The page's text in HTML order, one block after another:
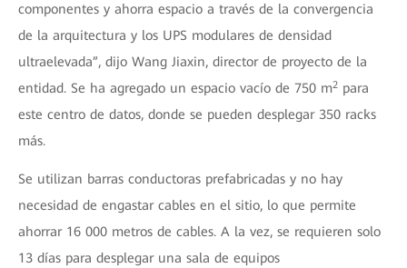
componentes y ahorra espacio a través de la convergencia
de la arquitectura y los UPS modulares de densidad
ultraelevada”, dijo Wang Jiaxin, director de proyecto de la
entidad. Se ha agregado un espacio vacío de 750 m2 para
este centro de datos, donde se pueden desplegar 350 racks
más.
Se utilizan barras conductoras prefabricadas y no hay
necesidad de engastar cables en el sitio, lo que permite
ahorrar 16 000 metros de cables. A la vez, se requieren solo
13 días para desplegar una sala de equipos